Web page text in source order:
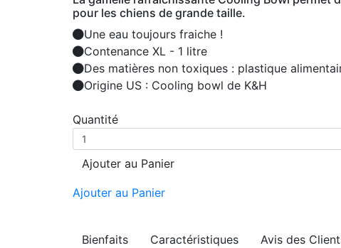
pour les chiens de grande taille.
Une eau toujours fraiche !
Contenance XL - 1 litre
Des matières non toxiques : plastique
Origine US : Cooling bowl de K&H
Quantité
Ajouter au Panier
Ajouter au Panier
Bienfaits Caractéristiques
Avis des